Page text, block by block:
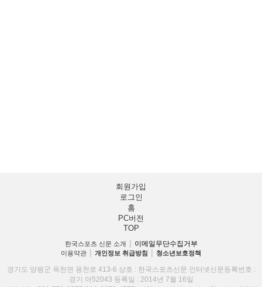
회원가입
로그인
홈
PC버전
TOP
한국스포츠 신문 소개 이메일무단수집거부
이용약관 개인정보 취급방침 청소년보호정책
경기도 양평군 옥천면 용천로 413-6 상호 : 한국스포츠신문 인터넷신문등록번호 :
경기 아52043 등록일 : 2014년 7월 16일